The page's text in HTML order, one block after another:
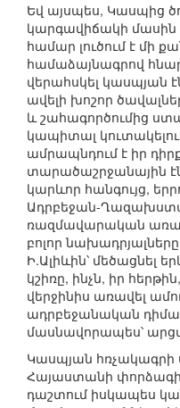
Եվ այսպես, Կասպից
կարգավիճակի մասին
համար լուծում է մի
համաձայնագրով
վերահսկել կասպյան
ավելի խոշոր
և շահագործումից
կապիտալ կուտակելու
ամրապնդում է իր
տարածաշրջանային
կարևոր հանգույց,
Ադրբեջան-
ռազմավարական
բոլոր
Ի.Ալիևին՝ մեծացնել
կշիռը, ինչն, իր
վերջինիս առավել
ադրբեջանական
մասնավորապես՝
Կասպյան
Հայաստանի
դաշտում իսկապես